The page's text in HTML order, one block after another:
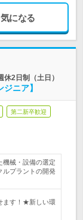
気になる
2日制（土日）
ニア】
第二新卒歓迎
機械・設備の選定
ルプラントの開発
ます！★新しい環